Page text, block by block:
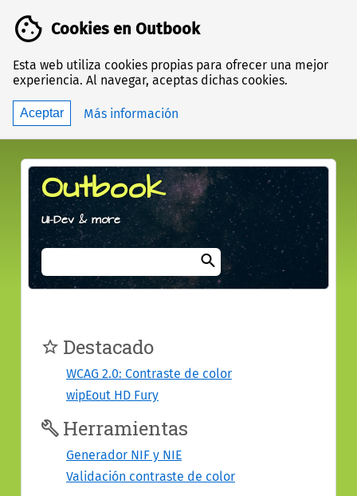
Cookies en Outbook
Esta web utiliza cookies propias para ofrecer una mejor
experiencia. Al navegar, aceptas dichas cookies.
Aceptar Más información
las
cookies
Outbook
UI-Dev & more
de
búsqueda
contenido
Destacado
WCAG 2.0: Contraste de color
wipEout HD Fury
Herramientas
Generador NIF y NIE
Validación contraste de color